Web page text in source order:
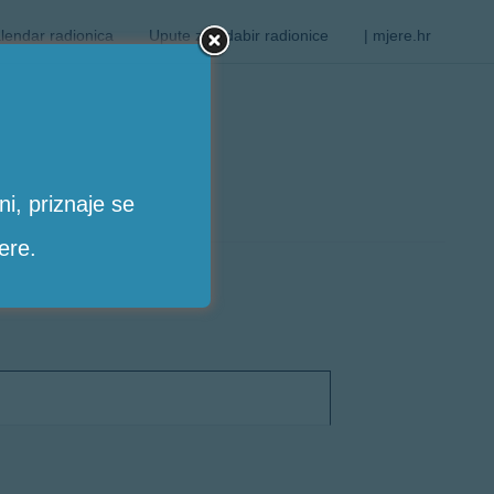
radionica Upute za odabir radionice | mjere.hr
priznaje se